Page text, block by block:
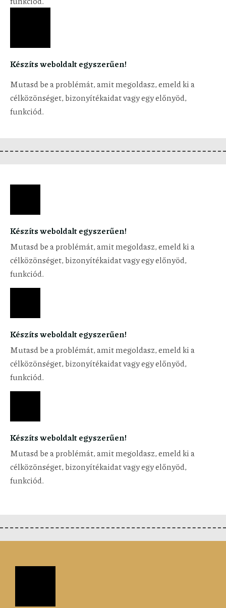
Készíts weboldalt egyszerűen!
Mutasd be a problémát, amit megoldasz, emeld ki a
célközönséget, bizonyítékaidat vagy egy előnyöd,
funkciód.
Készíts weboldalt egyszerűen!
Mutasd be a problémát, amit megoldasz, emeld ki a
célközönséget, bizonyítékaidat vagy egy előnyöd,
funkciód.
Készíts weboldalt egyszerűen!
Mutasd be a problémát, amit megoldasz, emeld ki a
célközönséget, bizonyítékaidat vagy egy előnyöd,
funkciód.
Készíts weboldalt egyszerűen!
Mutasd be a problémát, amit megoldasz, emeld ki a
célközönséget, bizonyítékaidat vagy egy előnyöd,
funkciód.